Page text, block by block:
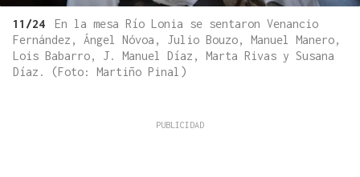
11/24
En la mesa Río Lonia se sentaron Venancio
Fernández, Ángel Nóvoa, Julio Bouzo, Manuel Manero,
Lois Babarro, J. Manuel Díaz, Marta Rivas y Susana
Díaz. (Foto: Martiño Pinal)